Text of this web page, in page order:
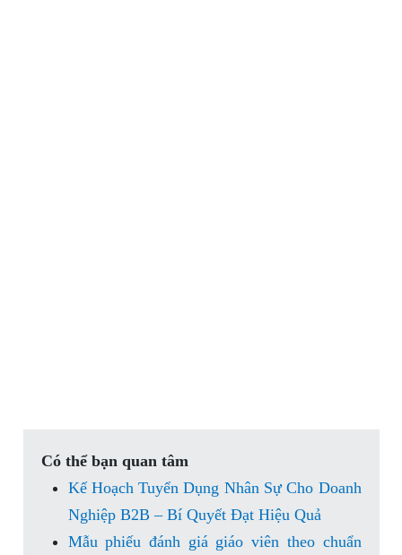
Có thể bạn quan tâm
Kế Hoạch Tuyển Dụng Nhân Sự Cho Doanh
Nghiệp B2B – Bí Quyết Đạt Hiệu Quả
Mẫu phiếu đánh giá giáo viên theo chuẩn